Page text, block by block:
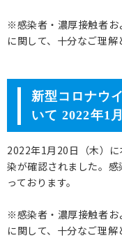
※感染者・濃厚接触者お
に関して、十分なご理解
新型コロナウ
いて 2022年1
2022年1月20日（木）
染が確認されました。
っております。
※感染者・濃厚接触者お
に関して、十分なご理解